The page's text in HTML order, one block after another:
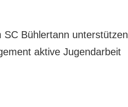
SC Bühlertann unterstützen
aktive Jugendarbeit